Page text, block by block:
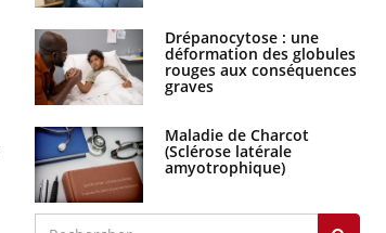
Drépanocytose : une
déformation des globules
rouges aux conséquences
graves
Maladie de Charcot
(Sclérose latérale
amyotrophique)